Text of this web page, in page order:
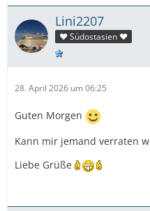
Lini2207
❤️ Südostasien ❤️
28. April 2026 um 06:25
Guten Morgen
Kann mir jemand verraten
Liebe Grüße